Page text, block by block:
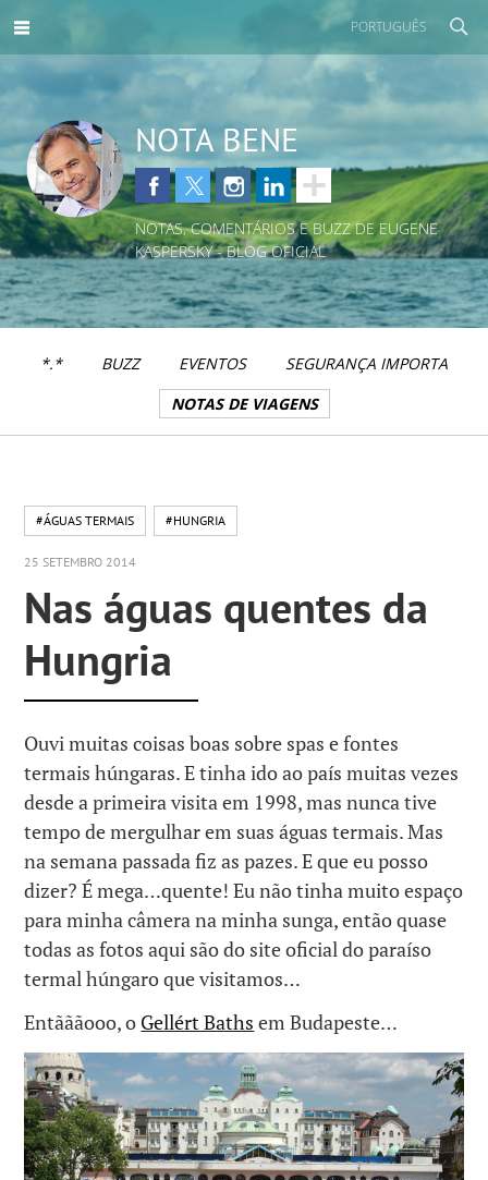
PORTUGUÊS
NOTA BENE
NOTAS, COMENTÁRIOS E BUZZ DE EUGENE
KASPERSKY - BLOG OFICIAL
*.* BUZZ EVENTOS
SEGURANÇA IMPORTA
NOTAS DE VIAGENS
#ÁGUAS TERMAIS #HUNGRIA
25 SETEMBRO 2014
Nas águas quentes da
Hungria
Ouvi muitas coisas boas sobre spas e fontes
termais húngaras. E tinha ido ao país muitas vezes
desde a primeira visita em 1998, mas nunca tive
tempo de mergulhar em suas águas termais. Mas
na semana passada fiz as pazes. E que eu posso
dizer? É mega…quente! Eu não tinha muito espaço
para minha câmera na minha sunga, então quase
todas as fotos aqui são do site oficial do paraíso
termal húngaro que visitamos…
Entãããooo, o Gellért Baths em Budapeste…